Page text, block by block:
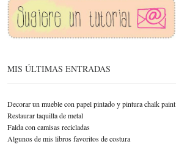
MIS ÚLTIMAS ENTRADAS
Decorar un mueble con papel pintado y pintura chalk paint
Restaurar taquilla de metal
Falda con camisas recicladas
Algunos de mis libros favoritos de costura